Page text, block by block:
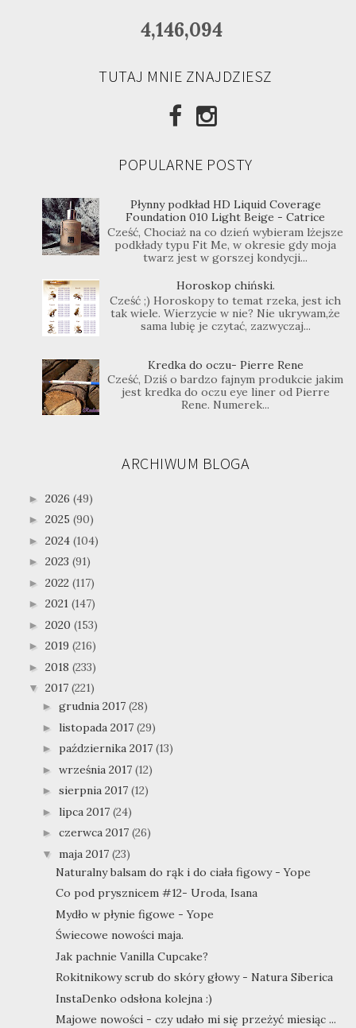
4,146,094
TUTAJ MNIE ZNAJDZIESZ
POPULARNE POSTY
Płynny podkład HD Liquid Coverage
Foundation 010 Light Beige - Catrice
Cześć, Chociaż na co dzień wybieram lżejsze
podkłady typu Fit Me, w okresie gdy moja
twarz jest w gorszej kondycji...
Horoskop chiński.
Cześć ;) Horoskopy to temat rzeka, jest ich
tak wiele. Wierzycie w nie? Nie ukrywam,że
sama lubię je czytać, zazwyczaj...
Kredka do oczu- Pierre Rene
Cześć, Dziś o bardzo fajnym produkcie jakim
jest kredka do oczu eye liner od Pierre
Rene. Numerek...
ARCHIWUM BLOGA
► 2026 (49)
► 2025 (90)
► 2024 (104)
► 2023 (91)
► 2022 (117)
► 2021 (147)
► 2020 (153)
► 2019 (216)
► 2018 (233)
▼ 2017 (221)
► grudnia 2017 (28)
► listopada 2017 (29)
► października 2017 (13)
► września 2017 (12)
► sierpnia 2017 (12)
► lipca 2017 (24)
► czerwca 2017 (26)
▼ maja 2017 (23)
Naturalny balsam do rąk i do ciała figowy - Yope
Co pod prysznicem #12- Uroda, Isana
Mydło w płynie figowe - Yope
Świecowe nowości maja.
Jak pachnie Vanilla Cupcake?
Rokitnikowy scrub do skóry głowy - Natura Siberica
InstaDenko odsłona kolejna :)
Majowe nowości - czy udało mi się przeżyć miesiąc ...